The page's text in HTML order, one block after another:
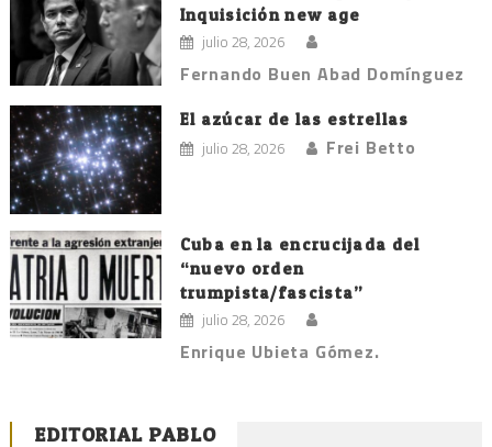
Inquisición new age
julio 28, 2026
Fernando Buen Abad Domínguez
El azúcar de las estrellas
julio 28, 2026 Frei Betto
Cuba en la encrucijada del
“nuevo orden
trumpista/fascista”
julio 28, 2026
Enrique Ubieta Gómez.
EDITORIAL PABLO